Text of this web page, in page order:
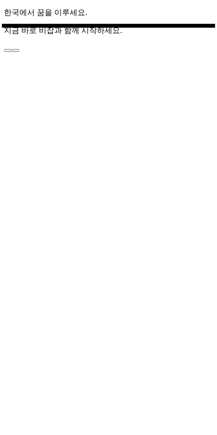
한국에서 꿈을 이루세요.
지금 바로 비잡과 함께 시작하세요.